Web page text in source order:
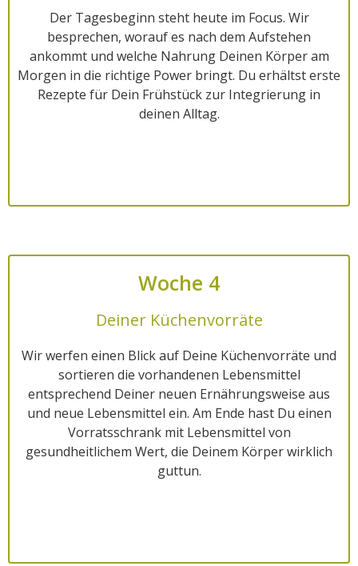
Der Tagesbeginn steht heute im Focus. Wir
besprechen, worauf es nach dem Aufstehen
ankommt und welche Nahrung Deinen Körper am
Morgen in die richtige Power bringt. Du erhältst erste
Rezepte für Dein Frühstück zur Integrierung in
deinen Alltag.
Woche 4
Deiner Küchenvorräte
Wir werfen einen Blick auf Deine Küchenvorräte und
sortieren die vorhandenen Lebensmittel
entsprechend Deiner neuen Ernährungsweise aus
und neue Lebensmittel ein. Am Ende hast Du einen
Vorratsschrank mit Lebensmittel von
gesundheitlichem Wert, die Deinem Körper wirklich
guttun.